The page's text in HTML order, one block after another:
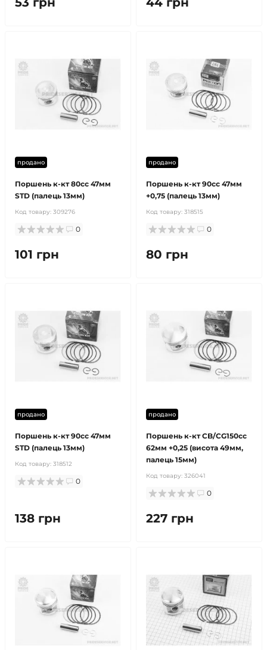
продано
Поршень к-кт 80cc 47мм
STD (палець 13мм)
Код товару: 309276
0
101 грн
продано
Поршень к-кт 90cc 47мм
+0,75 (палець 13мм)
Код товару: 318515
0
80 грн
продано
Поршень к-кт 90cc 47мм
STD (палець 13мм)
Код товару: 318512
0
138 грн
продано
Поршень к-кт CB/CG150cc
62мм +0,25 (висота 49мм,
палець 15мм)
Код товару: 326041
0
227 грн